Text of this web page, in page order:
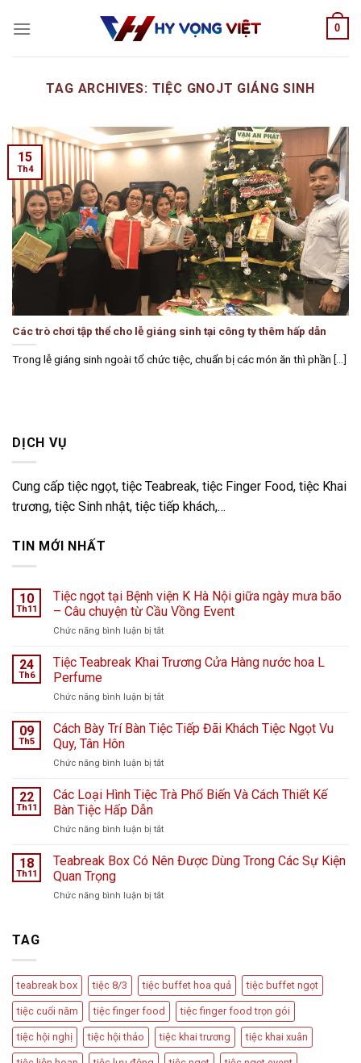
0
TAG ARCHIVES: TIỆC GNOJT GIÁNG SINH
Các trò chơi tập thể cho lễ giáng sinh tại công ty thêm hấp dẫn
Trong lễ giáng sinh ngoài tổ chức tiệc, chuẩn bị các món ăn thì phần [...]
15
Th4
DỊCH VỤ
Cung cấp tiệc ngọt, tiệc Teabreak, tiệc Finger Food, tiệc Khai
trương, tiệc Sinh nhật, tiệc tiếp khách,…
TIN MỚI NHẤT
10
Th11
Tiệc ngọt tại Bệnh viện K Hà Nội giữa ngày mưa bão
– Câu chuyện từ Cầu Vồng Event
Chức năng bình luận bị tắtở
ngọt
viện
Hà
ngày
bão
chuyện
Cầu
24
Th6
Tiệc Teabreak Khai Trương Cửa Hàng nước hoa L
Perfume
Chức năng bình luận bị tắtở
Teabreak
Khai
Cửa
nước
Perfume
09
Th5
Cách Bày Trí Bàn Tiệc Tiếp Đãi Khách Tiệc Ngọt Vu
Quy, Tân Hôn
Chức năng bình luận bị tắtở
Bày
Tiệc
Đãi
Ngọt
22
Th11
Các Loại Hình Tiệc Trà Phổ Biến Và Cách Thiết Kế
Bàn Tiệc Hấp Dẫn
Chức năng bình luận bị tắtở
Loại
Trà
Kế
Bàn
Tiệc
Hấp
Dẫn
18
Th11
Teabreak Box Có Nên Được Dùng Trong Các Sự Kiện
Quan Trọng
Chức năng bình luận bị tắtở
Dùng
Trong
Các
Sự
Kiện
Quan
Trọng
TAG
teabreak box tiệc 8/3 tiệc buffet hoa quả tiệc buffet ngọt
tiệc cuối năm tiệc finger food tiệc finger food trọn gói
tiệc hội nghị tiệc hội thảo tiệc khai trương tiệc khai xuân